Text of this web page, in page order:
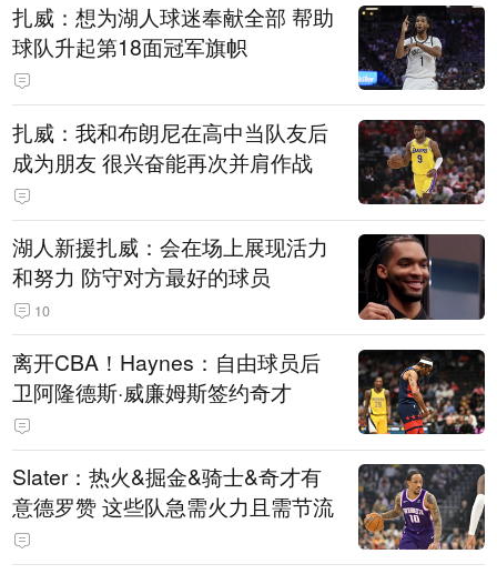
扎威：想为湖人球迷奉献全部 帮助
球队升起第18面冠军旗帜
扎威：我和布朗尼在高中当队友后
成为朋友 很兴奋能再次并肩作战
湖人新援扎威：会在场上展现活力
和努力 防守对方最好的球员
10
离开CBA！Haynes：自由球员后
卫阿隆德斯·威廉姆斯签约奇才
Slater：热火&掘金&骑士&奇才有
意德罗赞 这些队急需火力且需节流